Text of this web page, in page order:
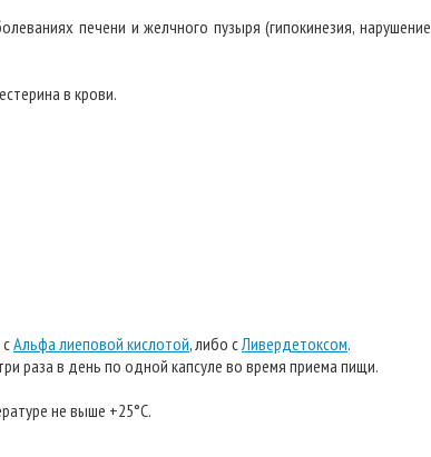
печени и желчного пузыря (гипокинезия, нарушение
в крови.
Альфа лиеповой кислотой, либо сЛивердетоксом.
раза в день по одной капсуле во время приема пищи.
не выше +25°С.